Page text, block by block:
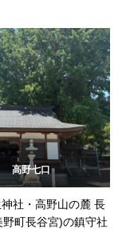
高野七口
社・高野山の麓 長
町長谷宮)の鎮守社